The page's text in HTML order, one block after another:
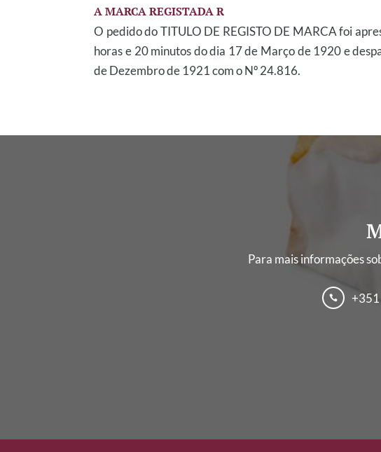
A MARCA REGISTADA R
O pedido do TITULO DE REGISTO DE MARCA foi
horas e 20 minutos do dia 17 de Março de 1920 e
de Dezembro de 1921 com o Nº 24.816.
Para mais informações
